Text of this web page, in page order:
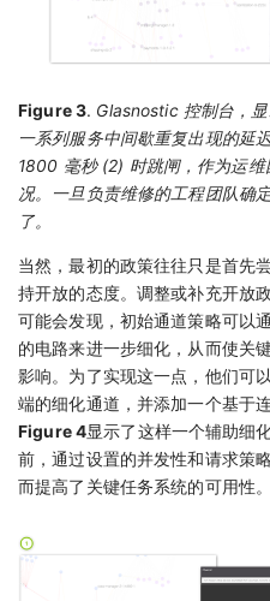
Figure 3. Glasnostic 控制台，
一系列服务中间歇重复出现的延
1800 毫秒 (2) 时跳闸，作为运
况。一旦负责维修的工程团队确
了。
当然，最初的政策往往只是首先
持开放的态度。调整或补充开放
可能会发现，初始通道策略可以
的电路来进一步细化，从而使关
影响。为了实现这一点，他们可
端的细化通道，并添加一个基于
Figure 4显示了这样一个辅助细
前，通过设置的并发性和请求策
而提高了关键任务系统的可用性。